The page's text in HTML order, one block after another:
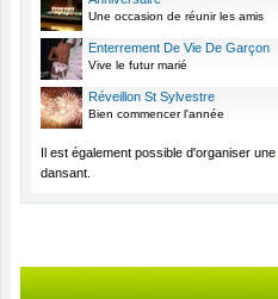
Une occasion de réunir les amis
Enterrement De Vie De Garçon
Vive le futur marié
Réveillon St Sylvestre
Bien commencer l'année
Il est également possible d'organiser une
dansant.